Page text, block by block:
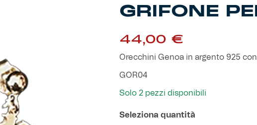
GRIFONE
44,00 €
Orecchini Genoa in argento 925
GOR04
Solo 2 pezzi disponibili